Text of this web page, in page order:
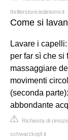
thrillerstoriciedintorni.it
Come si
Lavare i
per far sì che si
massaggiare
movimenti
(seconda
abbondante
Richiesta di
schwarzkopf.it